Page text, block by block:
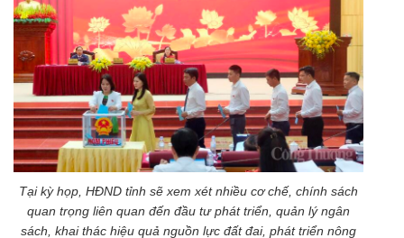
Tại kỳ họp, HĐND tỉnh sẽ xem xét nhiều cơ chế, chính sách
quan trọng liên quan đến đầu tư phát triển, quản lý ngân
sách, khai thác hiệu quả nguồn lực đất đai, phát triển nông